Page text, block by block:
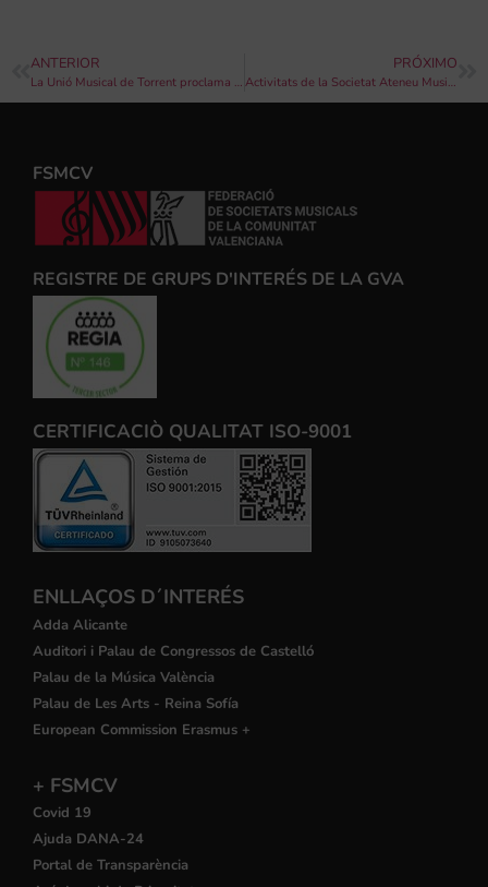
ANTERIOR
La Unió Musical de Torrent proclama a Marta Bermell Morera com a Musa per a l’exercici 2022 – 2023 i homenatja les que l’han precedida en els seus 50 anys d’història
PRÓXIMO
Activitats de la Societat Ateneu Musical del Port per al cap de setmana de l’1 i 2 d’octubre
FSMCV
REGISTRE DE GRUPS D'INTERÉS DE LA GVA
CERTIFICACIÒ QUALITAT ISO-9001
ENLLAÇOS D´INTERÉS
Adda Alicante
Auditori i Palau de Congressos de Castelló
Palau de la Música València
Palau de Les Arts - Reina Sofía
European Commission Erasmus +
+ FSMCV
Covid 19
Ajuda DANA-24
Portal de Transparència